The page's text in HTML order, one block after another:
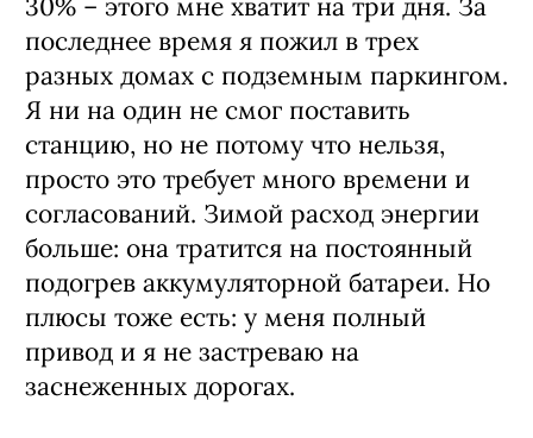
30% – этого мне хватит на три дня. За
последнее время я пожил в трех
разных домах с подземным паркингом.
Я ни на один не смог поставить
станцию, но не потому что нельзя,
просто это требует много времени и
согласований. Зимой расход энергии
больше: она тратится на постоянный
подогрев аккумуляторной батареи. Но
плюсы тоже есть: у меня полный
привод и я не застреваю на
заснеженных дорогах.